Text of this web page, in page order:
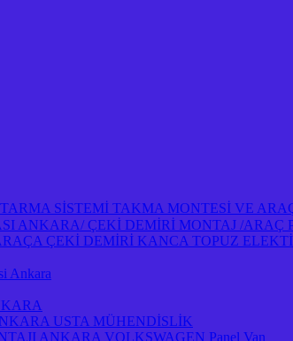
SİSTEMİ TAKMA MONTESİ VE
ANKARA/ ÇEKİ DEMİRİ MONTAJ /ARAÇ
ÇEKİ DEMİRİ KANCA TOPUZ
Ankara
USTA MÜHENDİSLİK
ANKARA VOLKSWAGEN Panel Van